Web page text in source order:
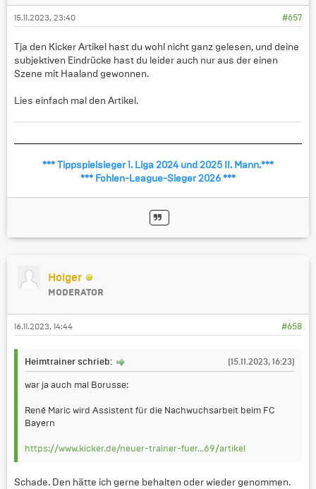
#657
15.11.2023, 23:40
Tja den Kicker Artikel hast du wohl nicht ganz gelesen, und deine
subjektiven Eindrücke hast du leider auch nur aus der einen
Szene mit Haaland gewonnen.
Lies einfach mal den Artikel.
*** Tippspielsieger 1. Liga 2024 und 2025 II. Mann.***
*** Fohlen-League-Sieger 2026 ***
Holger
MODERATOR
#658
16.11.2023, 14:44
(15.11.2023, 16:23)
Heimtrainer schrieb:
war ja auch mal Borusse:
René Maric wird Assistent für die Nachwuchsarbeit beim FC
Bayern
https://www.kicker.de/neuer-trainer-fuer...69/artikel
Schade. Den hätte ich gerne behalten oder wieder genommen.